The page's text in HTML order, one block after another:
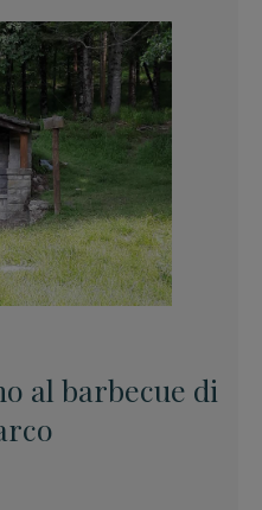
al barbecue di